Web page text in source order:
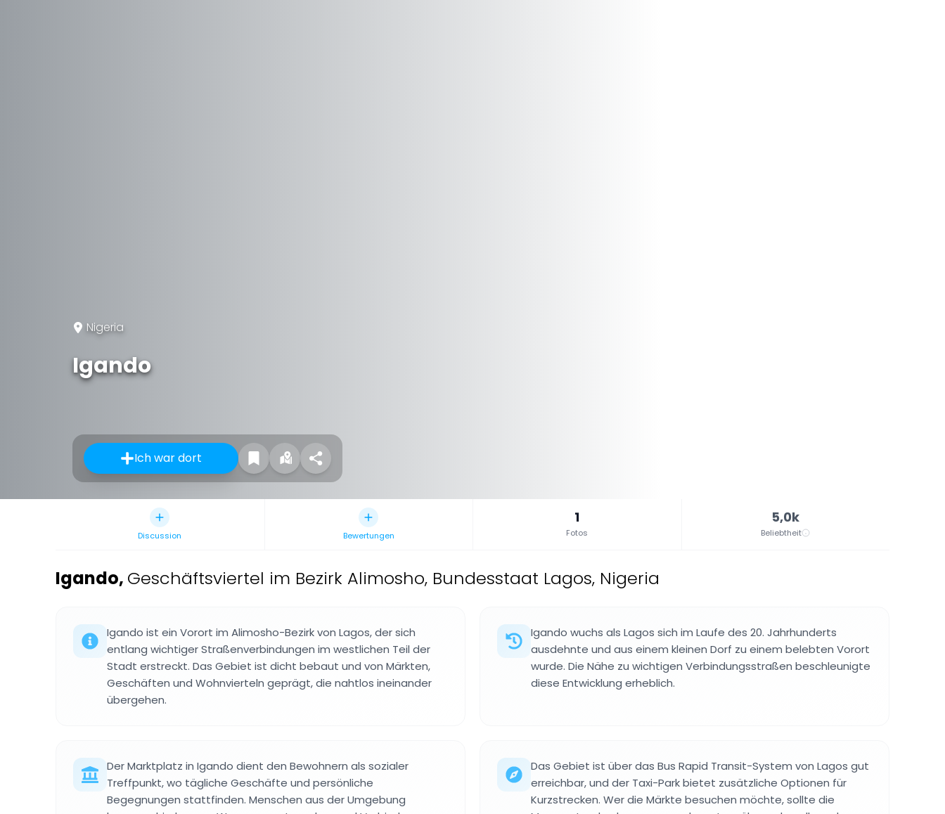
Nigeria
Igando
Ich war dort
Discussion Bewertungen
1
Fotos
5,0k
Beliebtheit
Igando, Geschäftsviertel im Bezirk Alimosho, Bundesstaat Lagos, Nigeria
Igando ist ein Vorort im Alimosho-Bezirk von Lagos, der sich
entlang wichtiger Straßenverbindungen im westlichen Teil der
Stadt erstreckt. Das Gebiet ist dicht bebaut und von Märkten,
Geschäften und Wohnvierteln geprägt, die nahtlos ineinander
übergehen.
Igando wuchs als Lagos sich im Laufe des 20. Jahrhunderts
ausdehnte und aus einem kleinen Dorf zu einem belebten Vorort
wurde. Die Nähe zu wichtigen Verbindungsstraßen beschleunigte
diese Entwicklung erheblich.
Der Marktplatz in Igando dient den Bewohnern als sozialer
Treffpunkt, wo tägliche Geschäfte und persönliche
Begegnungen stattfinden. Menschen aus der Umgebung
Das Gebiet ist über das Bus Rapid Transit-System von Lagos gut
erreichbar, und der Taxi-Park bietet zusätzliche Optionen für
Kurzstrecken. Wer die Märkte besuchen möchte, sollte die